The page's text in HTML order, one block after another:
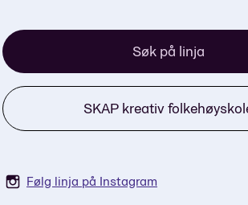
Søk på linja
SKAP kreativ
Følg linja på Instagram